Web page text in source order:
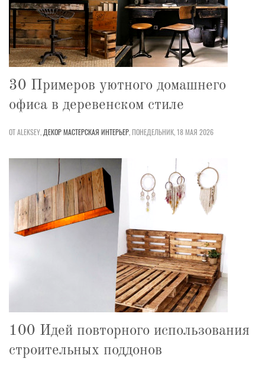
30 Примеров уютного домашнего
офиса в деревенском стиле
ОТ ALEKSEY, ДЕКОРМАСТЕРСКАЯ ИНТЕРЬЕР,ПОНЕДЕЛЬНИК, 18 МАЯ 2026
100 Идей повторного использования
строительных поддонов